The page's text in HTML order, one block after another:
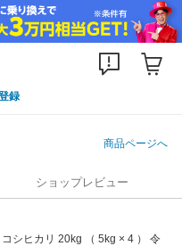
録
商品ページへ
ショップレビュー
ヒカリ 20kg （ 5kg × 4 ） 令